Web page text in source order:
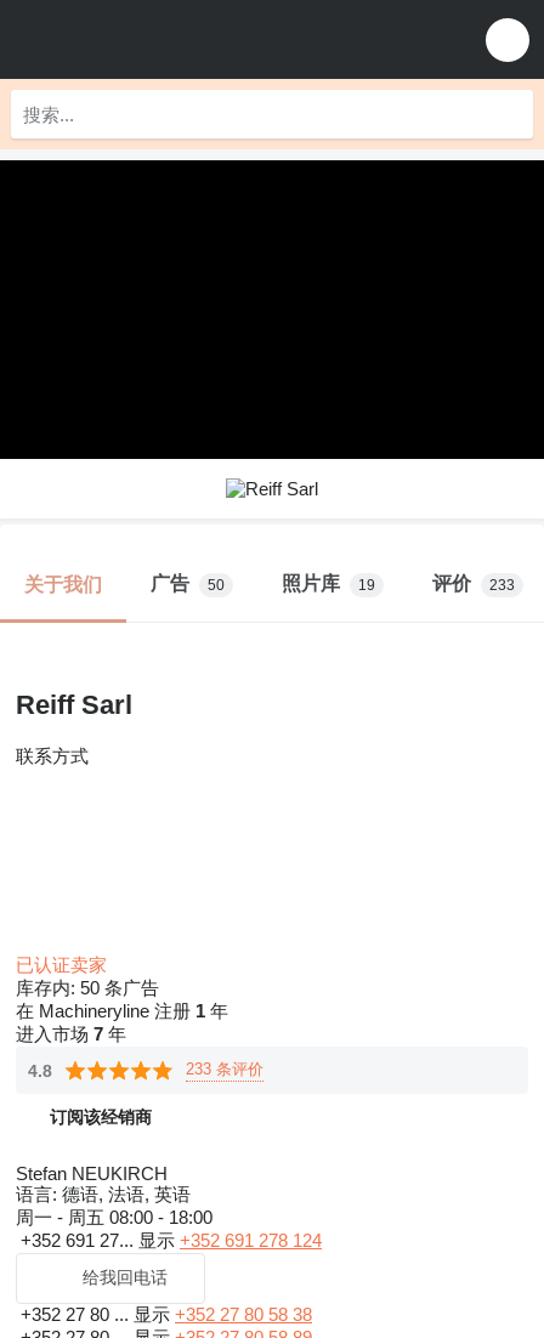
关于我们 广告 50 照片库 19 评价 233
Reiff Sarl
联系方式
已认证卖家
库存内: 50 条广告
在 Machineryline 注册 1 年
进入市场 7 年
4.8 233 条评价
订阅该经销商
Stefan NEUKIRCH
语言: 德语, 法语, 英语
周一 - 周五 08:00 - 18:00
+352 691 27... 显示 +352 691 278 124
给我回电话
+352 27 80 ... 显示 +352 27 80 58 38